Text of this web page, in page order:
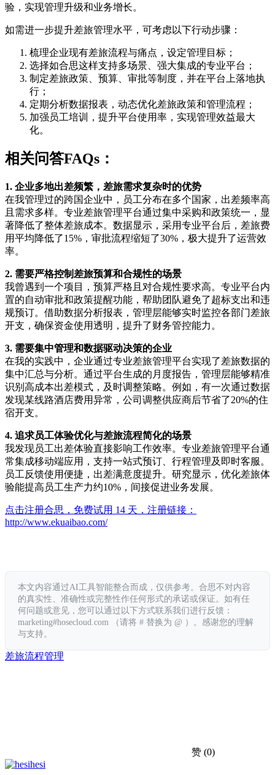
验，实现管理升级和业务增长。
如需进一步提升差旅管理水平，可考虑以下行动步骤：
梳理企业现有差旅流程与痛点，设定管理目标；
选择如合思这样支持多场景、强大集成的专业平台；
制定差旅政策、预算、审批等制度，并在平台上落地执
行；
定期分析数据报表，动态优化差旅政策和管理流程；
加强员工培训，提升平台使用率，实现管理效益最大
化。
相关问答FAQs：
1. 企业多地出差频繁，差旅需求复杂时的优势
在我管理过的跨国企业中，员工分布在多个国家，出差频率高
且需求多样。专业差旅管理平台通过集中采购和政策统一，显
著降低了整体差旅成本。数据显示，采用专业平台后，差旅费
用平均降低了15%，审批流程缩短了30%，极大提升了运营效
率。
2. 需要严格控制差旅预算和合规性的场景
我曾遇到一个项目，预算严格且对合规性要求高。专业平台内
置的自动审批和政策提醒功能，帮助团队避免了超标支出和违
规预订。借助数据分析报表，管理层能够实时监控各部门差旅
开支，确保资金使用透明，提升了财务管控能力。
3. 需要集中管理和数据驱动决策的企业
在我的实践中，企业通过专业差旅管理平台实现了差旅数据的
集中汇总与分析。通过平台生成的月度报告，管理层能够精准
识别高成本出差模式，及时调整策略。例如，有一次通过数据
发现某线路酒店费用异常，公司调整供应商后节省了20%的住
宿开支。
4. 追求员工体验优化与差旅流程简化的场景
我发现员工出差体验直接影响工作效率。专业差旅管理平台通
常集成移动端应用，支持一站式预订、行程管理及即时客服。
员工反馈使用便捷，出差满意度提升。研究显示，优化差旅体
验能提高员工生产力约10%，间接促进业务发展。
点击注册合思，免费试用 14 天，注册链接：
http://www.ekuaibao.com/
本文内容通过AI工具智能整合而成，仅供参考。合思不对内容
的真实性、准确性或完整性作任何形式的承诺或保证。如有任
何问题或意见，您可以通过以下方式联系我们进行反馈：
marketing#hosecloud.com （请将 # 替换为 @ ）。感谢您的理解
与支持。
差旅流程管理
赞 (0)
hesi